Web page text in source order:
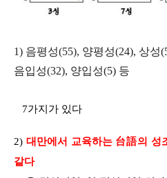
1) 음평성(55), 양평성(24), 상성
음입성(32), 양입성(5) 등
7가지가 있다
2) 대만에서 교육하는 台語의 성
같다